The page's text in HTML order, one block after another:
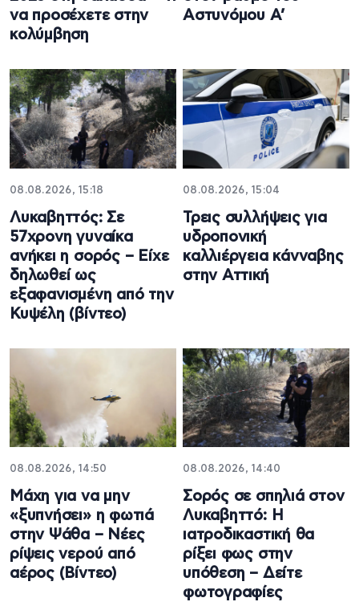
να προσέχετε στην
κολύμβηση
Αστυνόμου Α’
08.08.2026, 15:18
Λυκαβηττός: Σε
57χρονη γυναίκα
ανήκει η σορός – Είχε
δηλωθεί ως
εξαφανισμένη από την
Κυψέλη (βίντεο)
08.08.2026, 15:04
Τρεις συλλήψεις για
υδροπονική
καλλιέργεια κάνναβης
στην Αττική
08.08.2026, 14:50
Μάχη για να μην
«ξυπνήσει» η φωτιά
στην Ψάθα – Νέες
ρίψεις νερού από
αέρος (Βίντεο)
08.08.2026, 14:40
Σορός σε σπηλιά στον
Λυκαβηττό: Η
ιατροδικαστική θα
ρίξει φως στην
υπόθεση – Δείτε
φωτογραφίες